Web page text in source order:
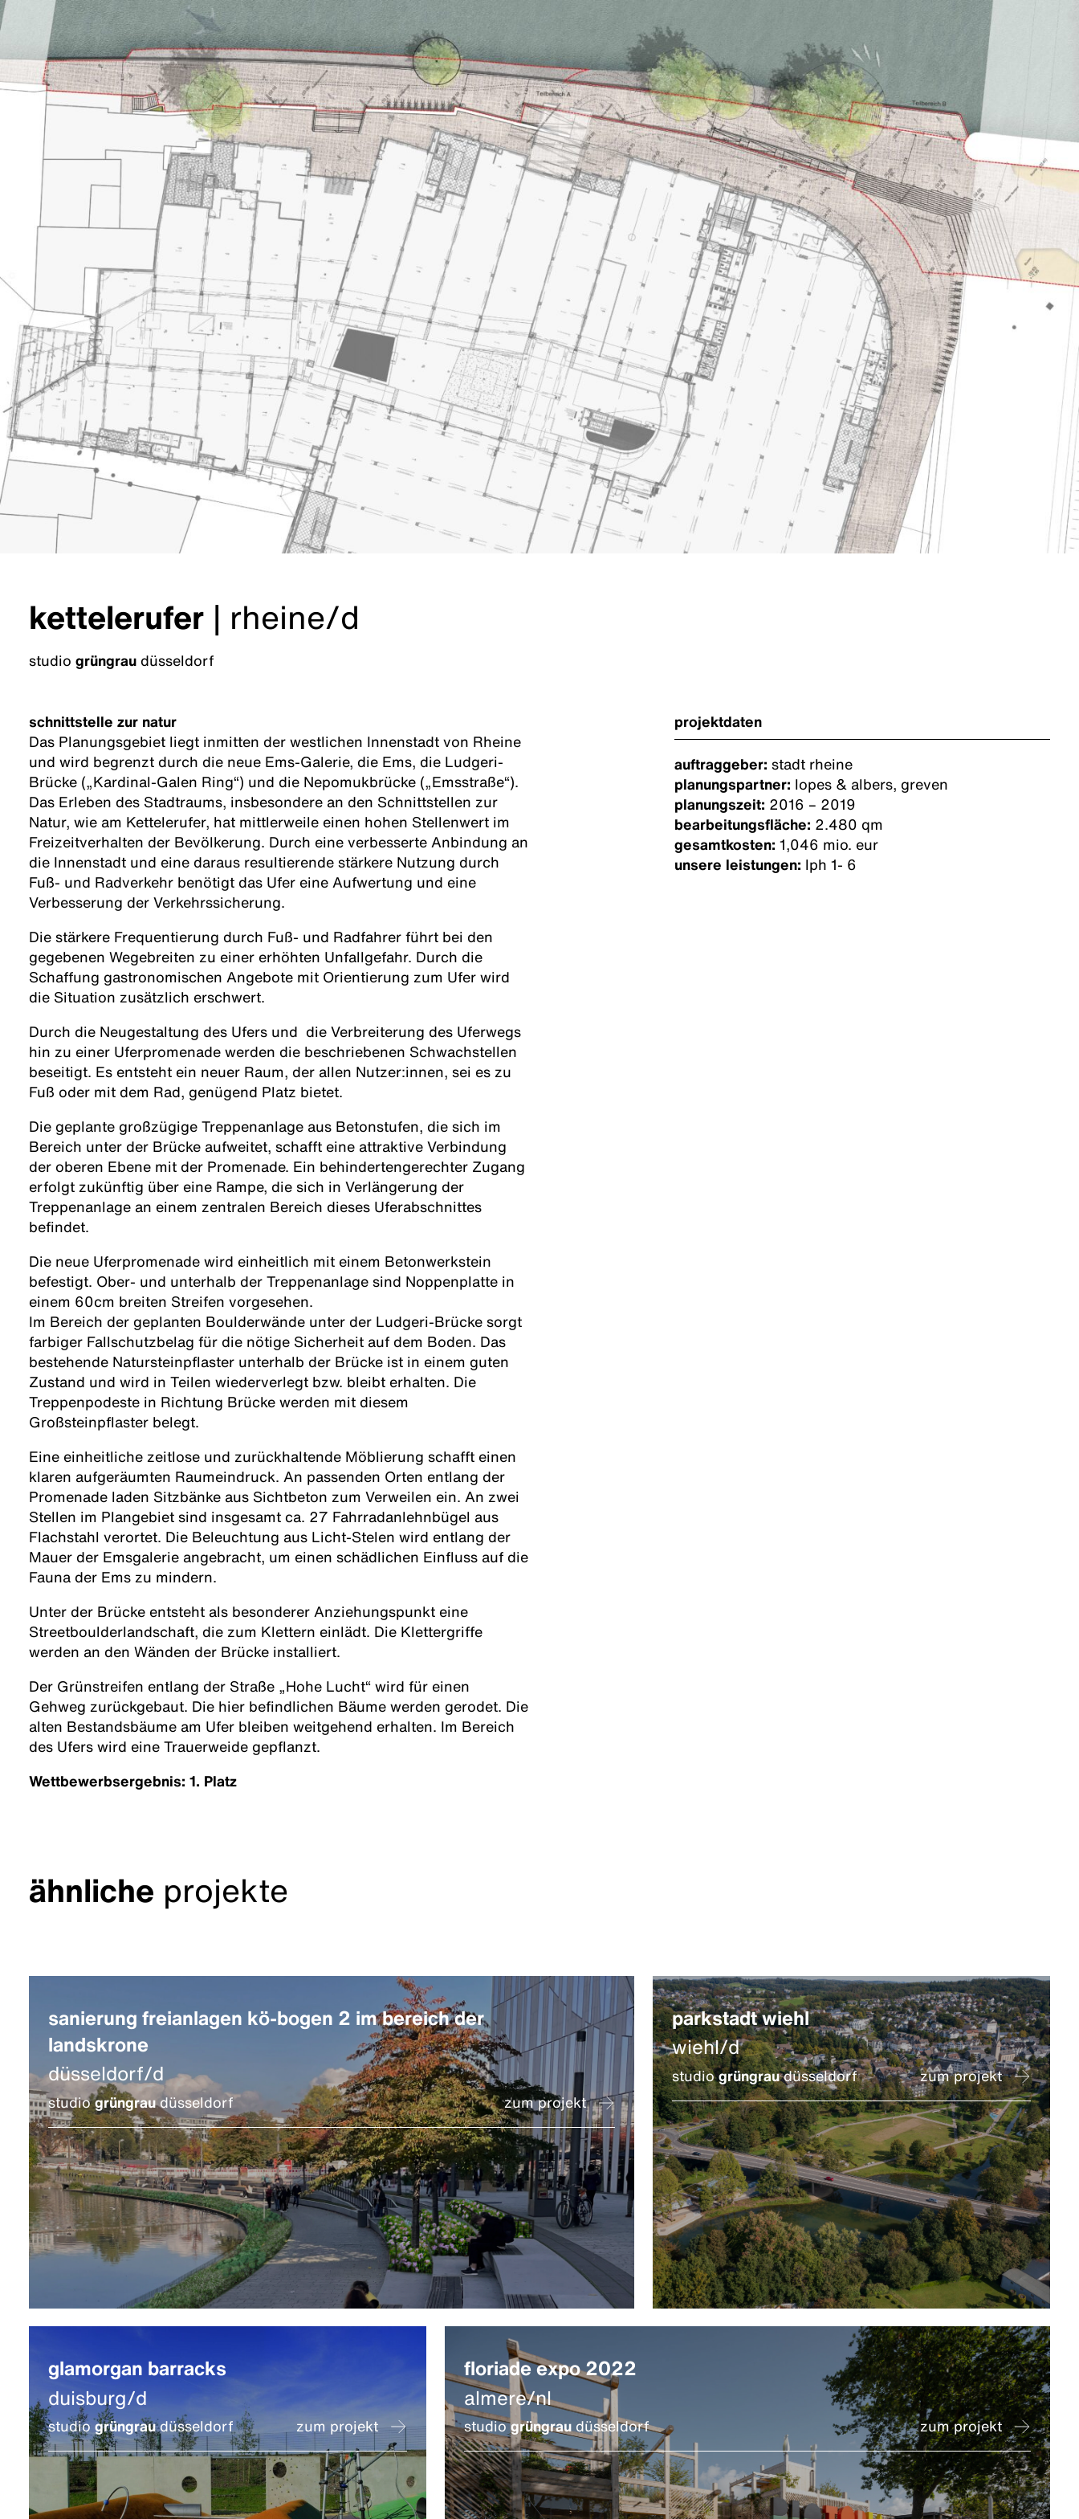
kettelerufer | rheine/d
studio grüngrau düsseldorf
schnittstelle zur natur
Das Planungsgebiet liegt inmitten der westlichen Innenstadt von Rheine
und wird begrenzt durch die neue Ems-Galerie, die Ems, die Ludgeri-
Brücke („Kardinal-Galen Ring“) und die Nepomukbrücke („Emsstraße“).
Das Erleben des Stadtraums, insbesondere an den Schnittstellen zur
Natur, wie am Kettelerufer, hat mittlerweile einen hohen Stellenwert im
Freizeitverhalten der Bevölkerung. Durch eine verbesserte Anbindung an
die Innenstadt und eine daraus resultierende stärkere Nutzung durch
Fuß- und Radverkehr benötigt das Ufer eine Aufwertung und eine
Verbesserung der Verkehrssicherung.
Die stärkere Frequentierung durch Fuß- und Radfahrer führt bei den
gegebenen Wegebreiten zu einer erhöhten Unfallgefahr. Durch die
Schaffung gastronomischen Angebote mit Orientierung zum Ufer wird
die Situation zusätzlich erschwert.
Durch die Neugestaltung des Ufers und die Verbreiterung des Uferwegs
hin zu einer Uferpromenade werden die beschriebenen Schwachstellen
beseitigt. Es entsteht ein neuer Raum, der allen Nutzer:innen, sei es zu
Fuß oder mit dem Rad, genügend Platz bietet.
Die geplante großzügige Treppenanlage aus Betonstufen, die sich im
Bereich unter der Brücke aufweitet, schafft eine attraktive Verbindung
der oberen Ebene mit der Promenade. Ein behindertengerechter Zugang
erfolgt zukünftig über eine Rampe, die sich in Verlängerung der
Treppenanlage an einem zentralen Bereich dieses Uferabschnittes
befindet.
Die neue Uferpromenade wird einheitlich mit einem Betonwerkstein
befestigt. Ober- und unterhalb der Treppenanlage sind Noppenplatte in
einem 60cm breiten Streifen vorgesehen.
Im Bereich der geplanten Boulderwände unter der Ludgeri-Brücke sorgt
farbiger Fallschutzbelag für die nötige Sicherheit auf dem Boden. Das
bestehende Natursteinpflaster unterhalb der Brücke ist in einem guten
Zustand und wird in Teilen wiederverlegt bzw. bleibt erhalten. Die
Treppenpodeste in Richtung Brücke werden mit diesem
Großsteinpflaster belegt.
Eine einheitliche zeitlose und zurückhaltende Möblierung schafft einen
klaren aufgeräumten Raumeindruck. An passenden Orten entlang der
Promenade laden Sitzbänke aus Sichtbeton zum Verweilen ein. An zwei
Stellen im Plangebiet sind insgesamt ca. 27 Fahrradanlehnbügel aus
Flachstahl verortet. Die Beleuchtung aus Licht-Stelen wird entlang der
Mauer der Emsgalerie angebracht, um einen schädlichen Einfluss auf die
Fauna der Ems zu mindern.
Unter der Brücke entsteht als besonderer Anziehungspunkt eine
Streetboulderlandschaft, die zum Klettern einlädt. Die Klettergriffe
werden an den Wänden der Brücke installiert.
Der Grünstreifen entlang der Straße „Hohe Lucht“ wird für einen
Gehweg zurückgebaut. Die hier befindlichen Bäume werden gerodet. Die
alten Bestandsbäume am Ufer bleiben weitgehend erhalten. Im Bereich
des Ufers wird eine Trauerweide gepflanzt.
Wettbewerbsergebnis: 1. Platz
projektdaten
auftraggeber: stadt rheine
planungspartner: lopes & albers, greven
planungszeit: 2016 – 2019
bearbeitungsfläche: 2.480 qm
gesamtkosten: 1,046 mio. eur
unsere leistungen: lph 1- 6
ähnliche projekte
sanierung freianlagen kö-bogen 2 im bereich der
landskrone
düsseldorf/d
studiogrüngraudüsseldorf zum projekt
parkstadt wiehl
wiehl/d
studiogrüngraudüsseldorf zum projekt
glamorgan barracks
duisburg/d
studiogrüngraudüsseldorf zum projekt
floriade expo 2022
almere/nl
studiogrüngraudüsseldorf zum projekt